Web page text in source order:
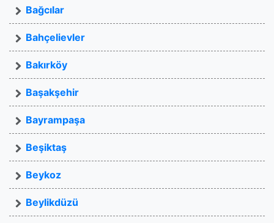
Bağcılar
Bahçelievler
Bakırköy
Başakşehir
Bayrampaşa
Beşiktaş
Beykoz
Beylikdüzü